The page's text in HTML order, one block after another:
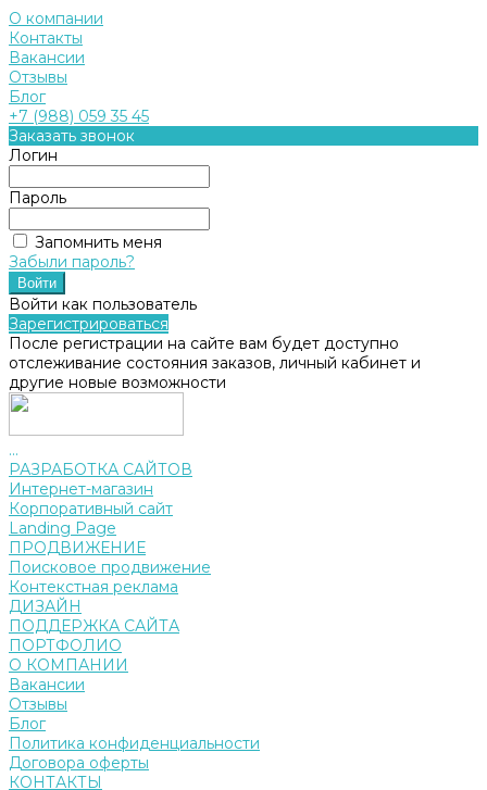
О компании
Контакты
Вакансии
Отзывы
Блог
+7 (988) 059 35 45
Заказать звонок
Логин
Пароль
Запомнить меня
Забыли пароль?
Войти как пользователь
Зарегистрироваться
После регистрации на сайте вам будет доступно
отслеживание состояния заказов, личный кабинет и
другие новые возможности
...
РАЗРАБОТКА САЙТОВ
Интернет-магазин
Корпоративный сайт
Landing Page
ПРОДВИЖЕНИЕ
Поисковое продвижение
Контекстная реклама
ДИЗАЙН
ПОДДЕРЖКА САЙТА
ПОРТФОЛИО
О КОМПАНИИ
Вакансии
Отзывы
Блог
Политика конфиденциальности
Договора оферты
КОНТАКТЫ